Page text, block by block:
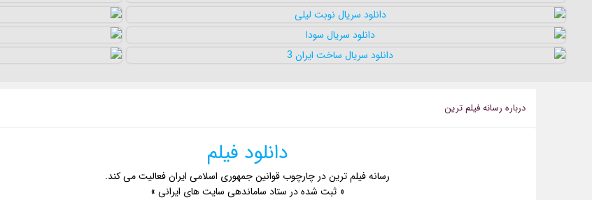
درباره رسانه فيلم ترين
دانلود فیلم
رسانه فیلم ترین در چارچوب قوانین جمهوری اسلامی ایران فعالیت می کند.
« ثبت شده در ستاد ساماندهی سایت های ایرانی »